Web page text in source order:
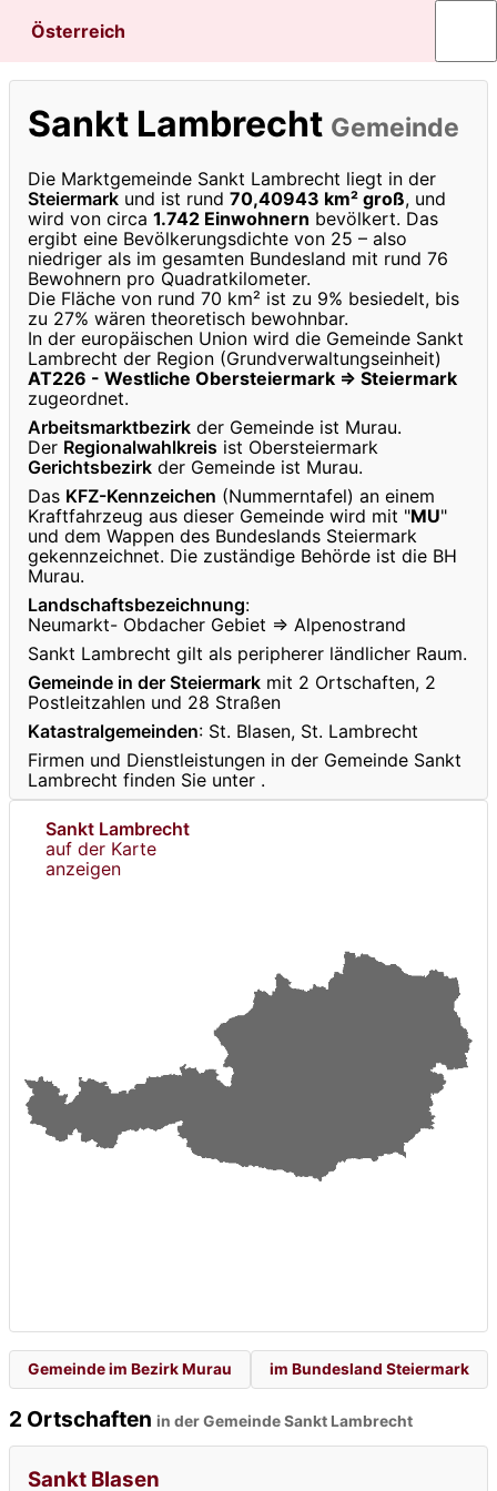
Österreich
Sankt Lambrecht Gemeinde
Die Marktgemeinde Sankt Lambrecht liegt in der
Steiermark und ist rund 70,40943 km² groß, und
wird von circa 1.742 Einwohnern bevölkert. Das
ergibt eine Bevölkerungsdichte von 25 – also
niedriger als im gesamten Bundesland mit rund 76
Bewohnern pro Quadratkilometer.
Die Fläche von rund 70 km² ist zu 9% besiedelt, bis
zu 27% wären theoretisch bewohnbar.
In der europäischen Union wird die Gemeinde Sankt
Lambrecht der Region (Grundverwaltungseinheit)
AT226 - Westliche Obersteiermark ⇒ Steiermark
zugeordnet.
Arbeitsmarktbezirk der Gemeinde ist Murau.
Der Regionalwahlkreis ist Obersteiermark
Gerichtsbezirk der Gemeinde ist Murau.
Das KFZ-Kennzeichen (Nummerntafel) an einem
Kraftfahrzeug aus dieser Gemeinde wird mit "MU"
und dem Wappen des Bundeslands Steiermark
gekennzeichnet. Die zuständige Behörde ist die BH
Murau.
Landschaftsbezeichnung:
Neumarkt- Obdacher Gebiet ⇒ Alpenostrand
Sankt Lambrecht gilt als peripherer ländlicher Raum.
Gemeinde in der Steiermark mit 2 Ortschaften, 2
Postleitzahlen und 28 Straßen
Katastralgemeinden: St. Blasen, St. Lambrecht
Firmen und Dienstleistungen in der Gemeinde Sankt
Lambrecht finden Sie unter .
Sankt Lambrecht
auf der Karte
anzeigen
Gemeinde im Bezirk Murau im Bundesland Steiermark
2 Ortschaften in der Gemeinde Sankt Lambrecht
Sankt Blasen